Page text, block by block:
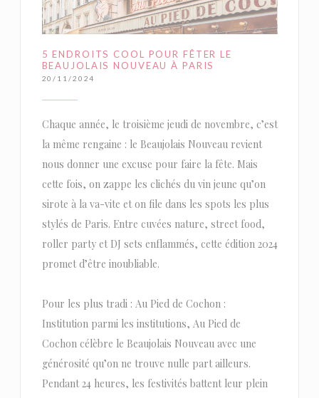
5 ENDROITS COOL POUR FÊTER LE
BEAUJOLAIS NOUVEAU À PARIS
20/11/2024
Chaque année, le troisième jeudi de novembre, c’est
la même rengaine : le Beaujolais Nouveau revient
nous donner une excuse pour faire la fête. Mais
cette fois, on zappe les clichés du vin jeune qu’on
sirote à la va-vite et on file dans les spots les plus
stylés de Paris. Entre cuvées nature, street food,
roller party et DJ sets enflammés, cette édition 2024
promet d’être inoubliable.
Pour les plus tradi : Au Pied de Cochon :
Institution parmi les institutions, Au Pied de
Cochon célèbre le Beaujolais Nouveau avec une
générosité qu’on ne trouve nulle part ailleurs.
Pendant 24 heures, les festivités battent leur plein